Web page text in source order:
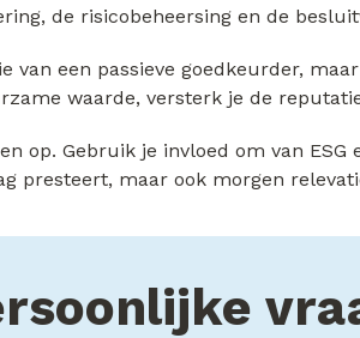
de risicobeheersing en de
van een passieve goedkeurder,
waarde, versterk je de
op. Gebruik je invloed om van
presteert, maar ook morgen